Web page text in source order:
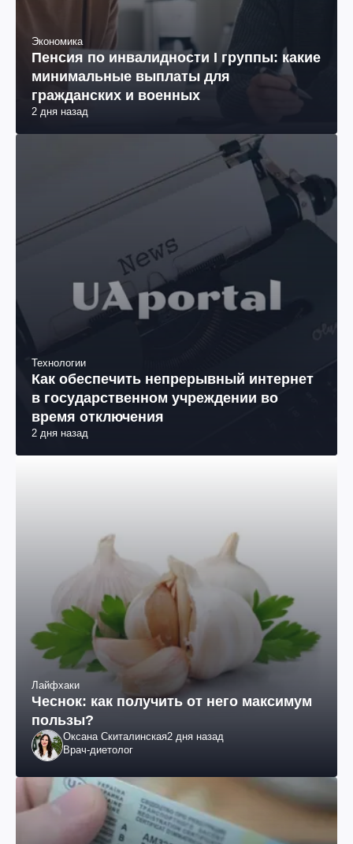
Экономика
Пенсия по инвалидности I группы: какие
минимальные выплаты для
гражданских и военных
2 дня назад
Технологии
Как обеспечить непрерывный интернет
в государственном учреждении во
время отключения
2 дня назад
Лайфхаки
Чеснок: как получить от него максимум
пользы?
Оксана Скиталинская2 дня назад
Врач-диетолог